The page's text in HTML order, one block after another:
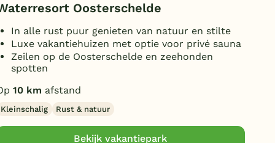
Oosterschelde
In alle rust puur genieten van natuur en stilte
Luxe vakantiehuizen met optie voor privé sauna
Zeilen op de Oosterschelde en zeehonden
spotten
10 km afstand
Kleinschalig Rust & natuur
Bekijk vakantiepark